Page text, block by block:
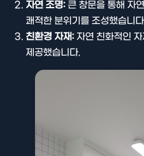
자연 조명: 큰 창문을 통해 자
쾌적한 분위기를 조성했습니
친환경 자재: 자연 친화적인
제공했습니다.